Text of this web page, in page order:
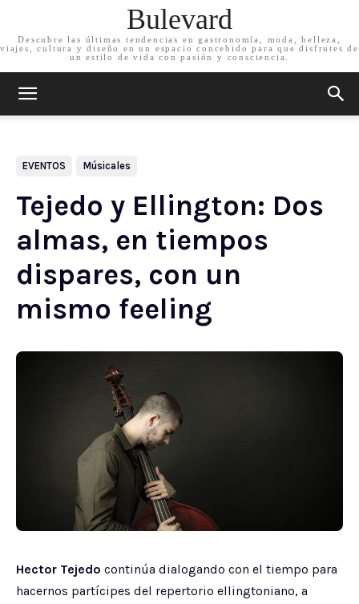
Bulevard
Descubre las últimas tendencias en gastronomía, moda, belleza,
viajes, cultura y diseño en un espacio concebido para que disfrutes de
un estilo de vida con pasión y consciencia.
EVENTOS Músicales
Tejedo y Ellington: Dos
almas, en tiempos
dispares, con un
mismo feeling
Hector Tejedo continúa dialogando con el tiempo para
hacernos partícipes del repertorio ellingtoniano, a